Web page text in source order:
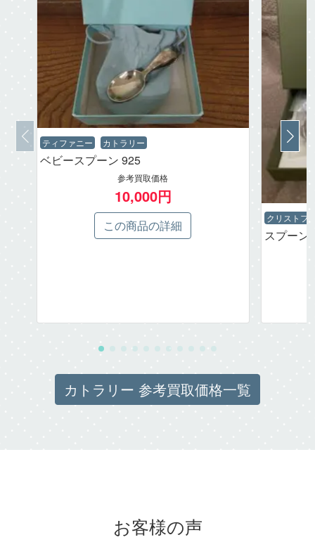
ティファニー カトラリー
ベビースプーン 925
参考買取価格
10,000円
この商品の詳細 クリストフ
スプーン
カトラリー 参考買取価格一覧
お客様の声